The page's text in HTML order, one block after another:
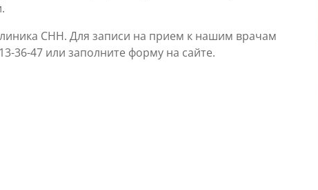
CHH. Для записи на прием к нашим врачам
36-47 или заполните форму на сайте.